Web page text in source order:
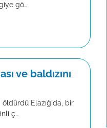
gö…
ve baldızını
öldürdü Elazığ'da, bir
ç…